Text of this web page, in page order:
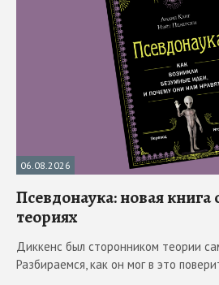
06.08.2026
Псевдонаука: новая
теориях
Диккенс был сторонником теории
Разбираемся, как он мог в это